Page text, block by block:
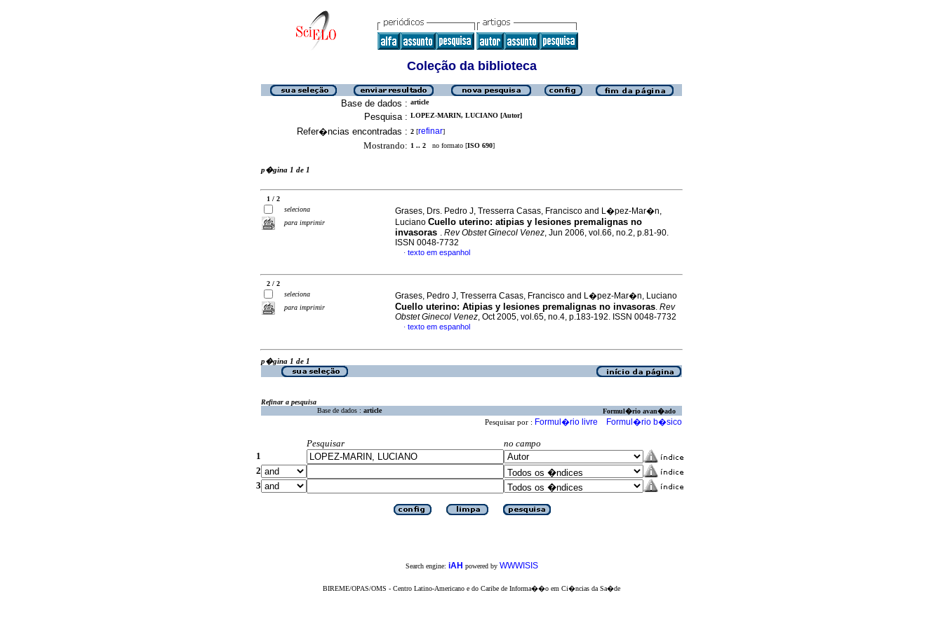
Coleção da biblioteca
Base de dados : article
Pesquisa : LOPEZ-MARIN, LUCIANO [Autor]
Refer�ncias encontradas : 2 [refinar]
Mostrando: 1 .. 2 no formato [ISO 690]
p�gina 1 de 1
1 / 2
seleciona
para imprimir
Grases, Drs. Pedro J, Tresserra Casas, Francisco and L�pez-Mar�n,
Luciano Cuello uterino: atipias y lesiones premalignas no
invasoras . Rev Obstet Ginecol Venez, Jun 2006, vol.66, no.2, p.81-90.
ISSN 0048-7732
· texto em espanhol
2 / 2
seleciona
para imprimir
Grases, Pedro J, Tresserra Casas, Francisco and L�pez-Mar�n, Luciano
Cuello uterino: Atipias y lesiones premalignas no invasoras. Rev
Obstet Ginecol Venez, Oct 2005, vol.65, no.4, p.183-192. ISSN 0048-7732
· texto em espanhol
p�gina 1 de 1
Refinar a pesquisa
Base de dados : article Formul�rio avan�ado
Pesquisar por : Formul�rio livre Formul�rio b�sico
Pesquisar
no campo
1
2
3
Search engine: iAH powered by WWWISIS
BIREME/OPAS/OMS - Centro Latino-Americano e do Caribe de Informa��o em Ci�ncias da Sa�de